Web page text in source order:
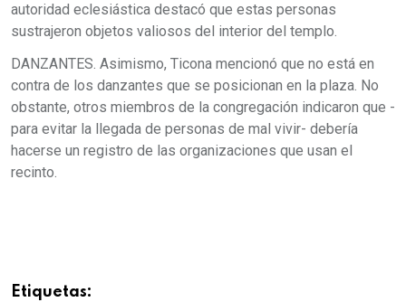
autoridad eclesiástica destacó que estas personas
sustrajeron objetos valiosos del interior del templo.
DANZANTES. Asimismo, Ticona mencionó que no está en
contra de los danzantes que se posicionan en la plaza. No
obstante, otros miembros de la congregación indicaron que -
para evitar la llegada de personas de mal vivir- debería
hacerse un registro de las organizaciones que usan el
recinto.
Etiquetas: